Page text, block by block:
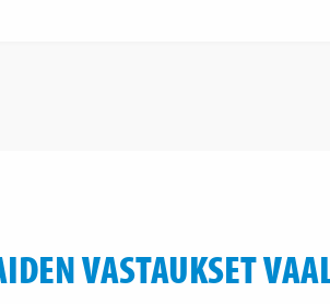
VASTAUKSET